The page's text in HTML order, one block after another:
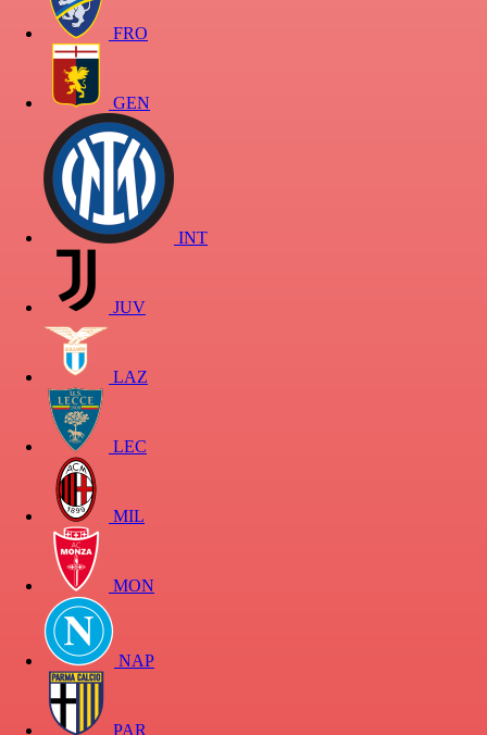
FRO
GEN
INT
JUV
LAZ
LEC
MIL
MON
NAP
PAR